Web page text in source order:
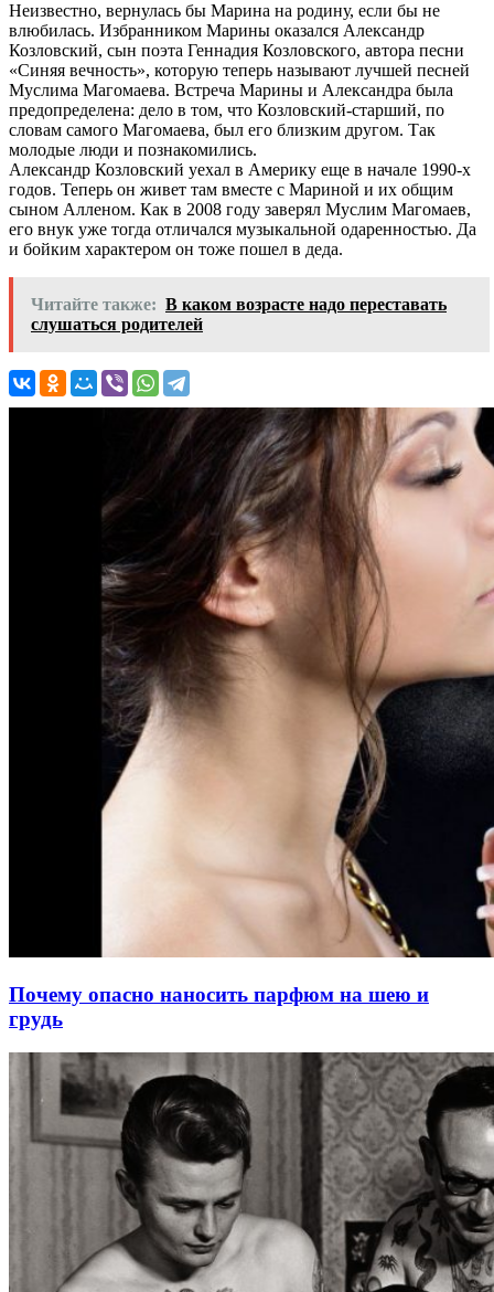
Неизвестно, вернулась бы Марина на родину, если бы не
влюбилась. Избранником Марины оказался Александр
Козловский, сын поэта Геннадия Козловского, автора песни
«Синяя вечность», которую теперь называют лучшей песней
Муслима Магомаева. Встреча Марины и Александра была
предопределена: дело в том, что Козловский-старший, по
словам самого Магомаева, был его близким другом. Так
молодые люди и познакомились.
Александр Козловский уехал в Америку еще в начале 1990-х
годов. Теперь он живет там вместе с Мариной и их общим
сыном Алленом. Как в 2008 году заверял Муслим Магомаев,
его внук уже тогда отличался музыкальной одаренностью. Да
и бойким характером он тоже пошел в деда.
Читайте также: В каком возрасте надо переставать
слушаться родителей
Почему опасно наносить парфюм на шею и
грудь